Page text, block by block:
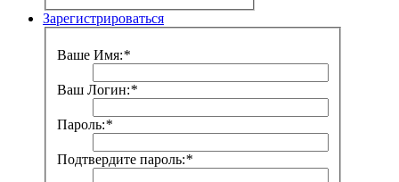
Зарегистрироваться
Ваше Имя:*
Ваш Логин:*
Пароль:*
Подтвердите пароль:*